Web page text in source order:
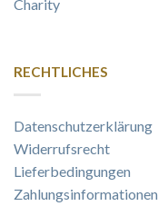
Charity
RECHTLICHES
Datenschutzerklärung
Widerrufsrecht
Lieferbedingungen
Zahlungsinformationen